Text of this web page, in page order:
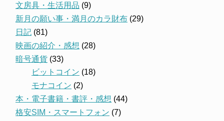
文房具・生活用品 (9)
新月の願い事・満月のカラ財布 (29)
日記 (81)
映画の紹介・感想 (28)
暗号通貨 (33)
ビットコイン (18)
モナコイン (2)
本・電子書籍・書評・感想 (44)
格安SIM・スマートフォン (7)